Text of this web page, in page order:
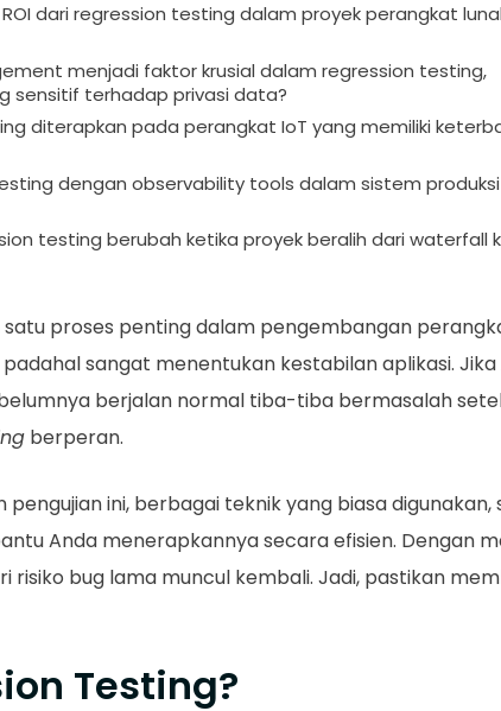
dari regression testing dalam proyek perangkat
menjadi faktor krusial dalam regression testing,
sensitif terhadap privasi data?
diterapkan pada perangkat IoT yang memiliki
dengan observability tools dalam sistem produksi
testing berubah ketika proyek beralih dari waterfall
satu proses penting dalam pengembangan
sangat menentukan kestabilan aplikasi. Jika
berjalan normal tiba-tiba bermasalah
berperan.
ini, berbagai teknik yang biasa digunakan,
Anda menerapkannya secara efisien. Dengan
risiko bug lama muncul kembali. Jadi, pastikan
Testing?